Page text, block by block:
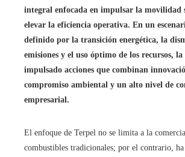
integral enfocada en impulsar la movilidad
elevar la eficiencia operativa. En un
definido por la transición energética, la
emisiones y el uso óptimo de los recursos, la
impulsado acciones que combinan
compromiso ambiental y un alto nivel de
empresarial.
El enfoque de Terpel no se limita a la
combustibles tradicionales; por el contrario,